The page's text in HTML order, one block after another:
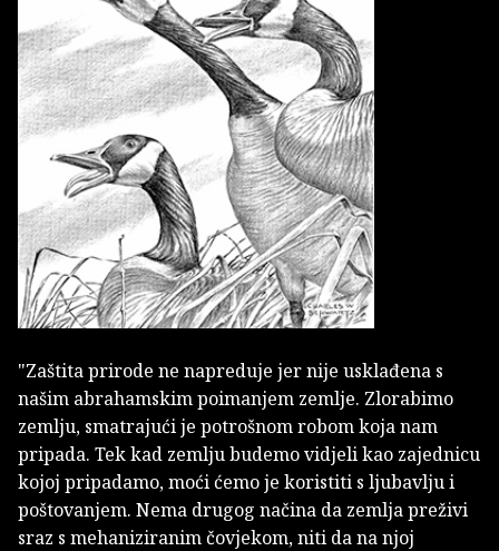
"Zaštita prirode ne napreduje jer nije usklađena s
našim abrahamskim poimanjem zemlje. Zlorabimo
zemlju, smatrajući je potrošnom robom koja nam
pripada. Tek kad zemlju budemo vidjeli kao zajednicu
kojoj pripadamo, moći ćemo je koristiti s ljubavlju i
poštovanjem. Nema drugog načina da zemlja preživi
sraz s mehaniziranim čovjekom, niti da na njoj